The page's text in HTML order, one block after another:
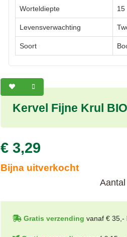
Worteldiepte 15
Levensverwachting
Soort
Kervel Fijne Krul
€ 3,29
Bijna uitverkocht
Aantal
Gratis verzending vanaf € 35,-